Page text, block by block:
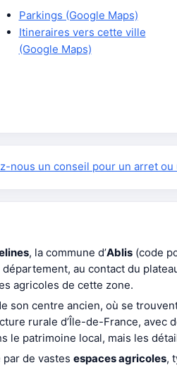
Parkings (Google Maps)
Itineraires vers cette ville
(Google Maps)
nous un conseil pour un arret ou
, la commune d’Ablis (code
au contact du
agricoles de cette zone.
son centre ancien, où se
rurale d’Île-de-France,
le patrimoine local, mais les
de vastes espaces agricoles,